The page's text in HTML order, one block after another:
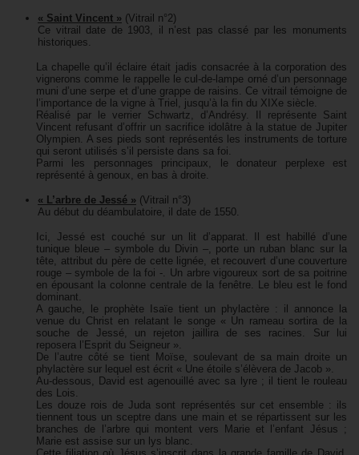
« Saint Vincent » (Vitrail n°2)
Ce vitrail date de 1903, il n’est pas classé par les monuments
historiques.
La chapelle qu’il éclaire était jadis consacrée à la corporation des
vignerons comme le rappelle le cul-de-lampe orné d’un personnage
muni d’une serpe et d’une grappe de raisins. Ce vitrail témoigne de
l’importance de la vigne à Triel, jusqu’à la fin du XIXe siècle.
Réalisé par le verrier Schwartz, d’Andrésy. Il représente Saint
Vincent refusant d’offrir un sacrifice idolâtre à la statue de Jupiter
Olympien. A ses pieds sont représentés les instruments de torture
qui seront utilisés s’il persiste dans sa foi.
Parmi les personnages principaux, le donateur perplexe est
représenté à genoux, en bas à droite.
« L’arbre de Jessé » (Vitrail n°3)
Au début du déambulatoire, il date de 1550.
Ici, Jessé est couché sur un lit d’apparat. Il est habillé d’une
tunique bleue – symbole du Divin –, porte un ruban blanc sur la
tête, attribut du père de cette lignée, et recouvert d’une couverture
rouge – symbole de la foi -. Un arbre vigoureux sort de sa poitrine
en épousant la colonne centrale de la fenêtre. Le bleu est le fond
dominant.
A gauche, le prophète Isaïe tient un phylactère : il annonce la
venue du Christ en relatant le songe « Un rameau sortira de la
souche de Jessé, un rejeton jaillira de ses racines. Sur lui
reposera l’Esprit du Seigneur ».
De l’autre côté se tient Moïse, soulevant de sa main droite un
phylactère sur lequel est écrit « Une étoile s’élèvera de Jacob ».
Au-dessous, David est agenouillé avec sa lyre ; il tient le rouleau
des Lois.
Les douze rois de Juda sont représentés sur cet ensemble : ils
tiennent tous un sceptre dans une main et se répartissent sur les
branches de l’arbre qui montent vers Marie et l’enfant Jésus ;
Marie est assise sur un lys blanc.